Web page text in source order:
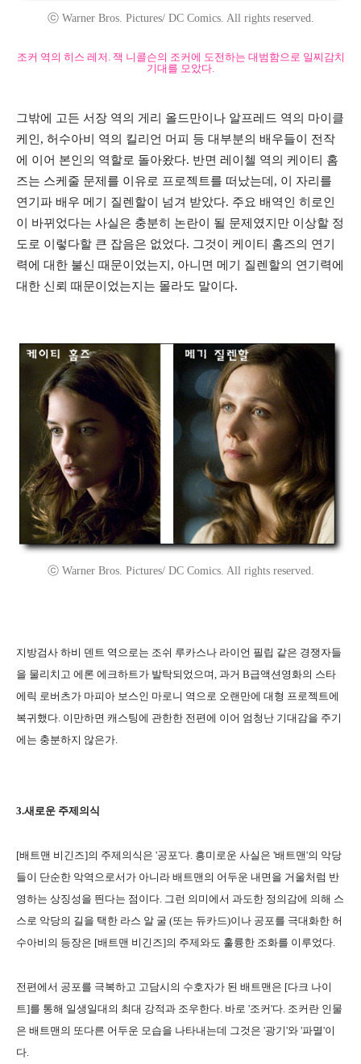
ⓒ Warner Bros. Pictures/ DC Comics. All rights reserved.
조커 역의 히스 레저. 잭 니콜슨의 조커에 도전하는 대범함으로 일찌감치
기대를 모았다.
그밖에 고든 서장 역의 게리 올드만이나 알프레드 역의 마이클
케인, 허수아비 역의 킬리언 머피 등 대부분의 배우들이 전작
에 이어 본인의 역할로 돌아왔다. 반면 레이첼 역의 케이티 홈
즈는 스케줄 문제를 이유로 프로젝트를 떠났는데, 이 자리를
연기파 배우 메기 질렌할이 넘겨 받았다. 주요 배역인 히로인
이 바뀌었다는 사실은 충분히 논란이 될 문제였지만 이상할 정
도로 이렇다할 큰 잡음은 없었다. 그것이 케이티 홈즈의 연기
력에 대한 불신 때문이었는지, 아니면 메기 질렌할의 연기력에
대한 신뢰 때문이었는지는 몰라도 말이다.
ⓒ Warner Bros. Pictures/ DC Comics. All rights reserved.
지방검사 하비 덴트 역으로는 조쉬 루카스나 라이언 필립 같은 경쟁자들
을 물리치고 에론 에크하트가 발탁되었으며, 과거 B급액션영화의 스타
에릭 로버츠가 마피아 보스인 마로니 역으로 오랜만에 대형 프로젝트에
복귀했다. 이만하면 캐스팅에 관한한 전편에 이어 엄청난 기대감을 주기
에는 충분하지 않은가.
3.새로운 주제의식
[배트맨 비긴즈]의 주제의식은 '공포'다. 흥미로운 사실은 '배트맨'의 악당
들이 단순한 악역으로서가 아니라 배트맨의 어두운 내면을 거울처럼 반
영하는 상징성을 띈다는 점이다. 그런 의미에서 과도한 정의감에 의해 스
스로 악당의 길을 택한 라스 알 굴 (또는 듀카드)이나 공포를 극대화한 허
수아비의 등장은 [배트맨 비긴즈]의 주제와도 훌륭한 조화를 이루었다.
전편에서 공포를 극복하고 고담시의 수호자가 된 배트맨은 [다크 나이
트]를 통해 일생일대의 최대 강적과 조우한다. 바로 '조커'다. 조커란 인물
은 배트맨의 또다른 어두운 모습을 나타내는데 그것은 '광기'와 '파멸'이
다.